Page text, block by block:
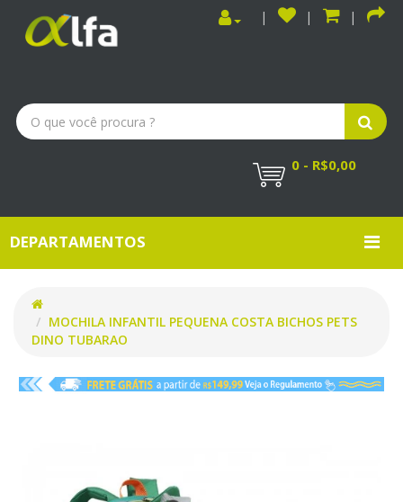
0 - R$0,00
DEPARTAMENTOS
MOCHILA INFANTIL PEQUENA COSTA BICHOS PETS
DINO TUBARAO